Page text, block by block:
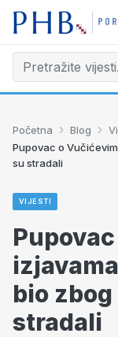
Početna › Blog ›
Pupovac o
su stradali
VIJESTI
bio
stradali